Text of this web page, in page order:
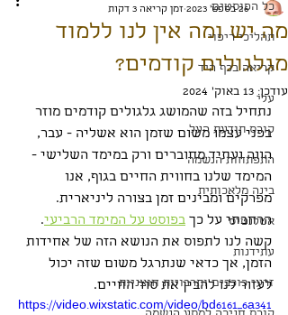
כל הפוסטים
תהליכי ריפוי
קריאה בכף היד
עלי
קורס תודעת העל
התפתחות הנשמה
בינה מלאכותית
אטלנטיס
עתידנות
זרעי כוכבים ותרבויות חוצניות
מה יש ומה אין לנו ללמוד
מגלגולים קודמים?
26 בספט׳ 2023
זמן קריאה 3 דקות
עודכן: 13 באוק׳ 2024
נתחיל בזה שהמושג גלגולים קודמים מוזר
בפני עצמו משום שזמן הוא אשליה - עבר,
הווה ועתיד מחוברים ורק במימד השלישי -
המימד שלנו בחווית החיים בגוף, אנו
מפרקים ומבינים זמן בצורה ליניארית.
הרחבתי על כך בפוסט על המימד הרביעי.
קשה לנו לתפוס את הנושא הזה של אחידות
הזמן, אך כדאי שנתרגל משום שזה יכול
לעזור לנו להבין את סוד החיים.
https://video.wixstatic.com/video/bd6161_6a341